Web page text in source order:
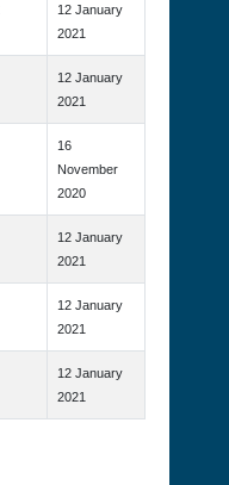
12 January
2021
12 January
2021
16
November
2020
12 January
2021
12 January
2021
12 January
2021